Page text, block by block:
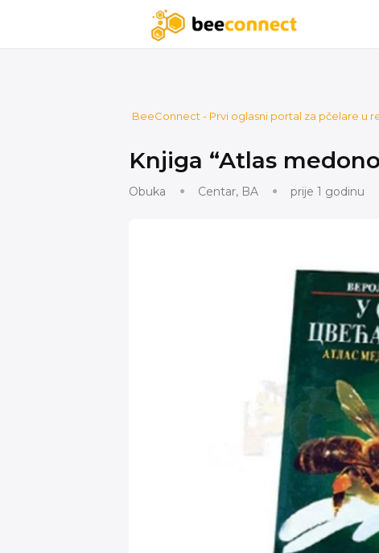
BeeConnect - Prvi oglasni portal za pčelare u
Knjiga “Atlas
Obuka Centar, BA prije 1 godinu